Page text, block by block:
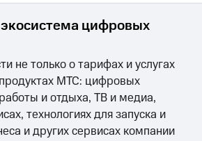
цифровых
не только о тарифах и услугах
МТС: цифровых
и отдыха, ТВ и медиа,
технологиях для запуска и
и других сервисах компании